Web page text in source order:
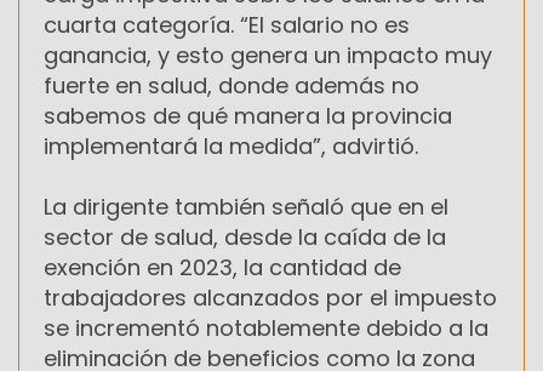
cuarta categoría. “El salario no es
ganancia, y esto genera un impacto muy
fuerte en salud, donde además no
sabemos de qué manera la provincia
implementará la medida”, advirtió.
La dirigente también señaló que en el
sector de salud, desde la caída de la
exención en 2023, la cantidad de
trabajadores alcanzados por el impuesto
se incrementó notablemente debido a la
eliminación de beneficios como la zona